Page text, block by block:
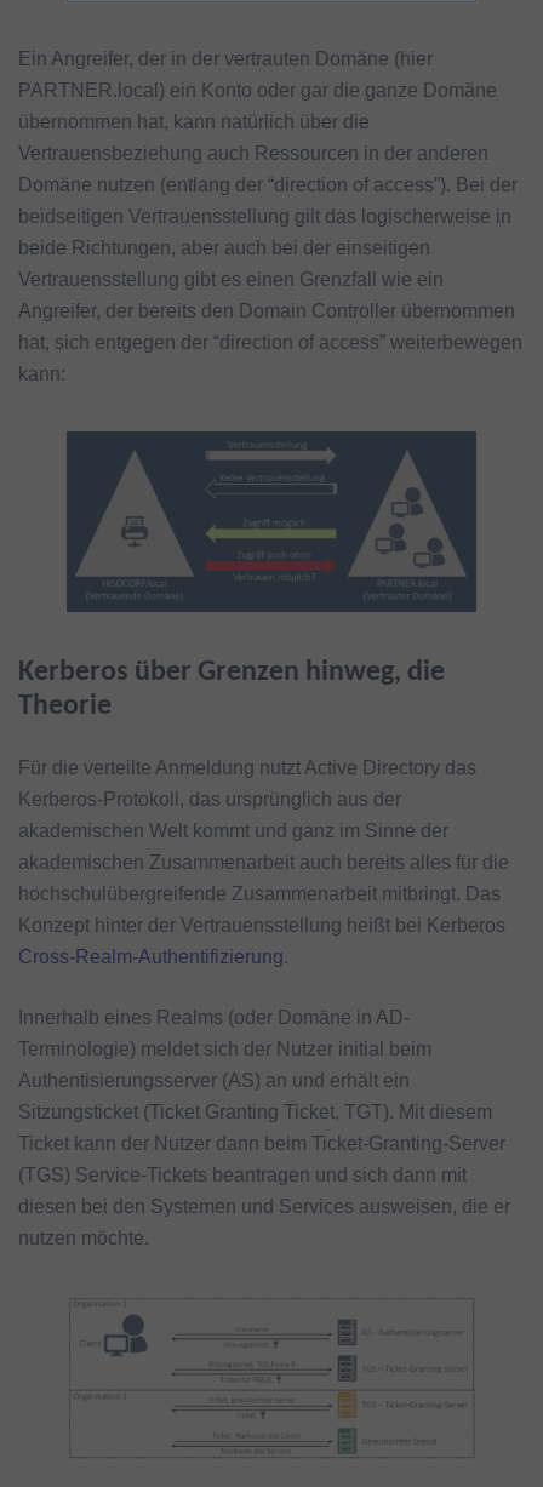
Ein Angreifer, der in der vertrauten Domäne (hier
PARTNER.local) ein Konto oder gar die ganze Domäne
übernommen hat, kann natürlich über die
Vertrauensbeziehung auch Ressourcen in der anderen
Domäne nutzen (entlang der “direction of access”). Bei der
beidseitigen Vertrauensstellung gilt das logischerweise in
beide Richtungen, aber auch bei der einseitigen
Vertrauensstellung gibt es einen Grenzfall wie ein
Angreifer, der bereits den Domain Controller übernommen
hat, sich entgegen der “direction of access” weiterbewegen
kann:
Kerberos über Grenzen hinweg, die
Theorie
Für die verteilte Anmeldung nutzt Active Directory das
Kerberos-Protokoll, das ursprünglich aus der
akademischen Welt kommt und ganz im Sinne der
akademischen Zusammenarbeit auch bereits alles für die
hochschulübergreifende Zusammenarbeit mitbringt. Das
Konzept hinter der Vertrauensstellung heißt bei Kerberos
Cross-Realm-Authentifizierung.
Innerhalb eines Realms (oder Domäne in AD-
Terminologie) meldet sich der Nutzer initial beim
Authentisierungsserver (AS) an und erhält ein
Sitzungsticket (Ticket Granting Ticket, TGT). Mit diesem
Ticket kann der Nutzer dann beim Ticket-Granting-Server
(TGS) Service-Tickets beantragen und sich dann mit
diesen bei den Systemen und Services ausweisen, die er
nutzen möchte.